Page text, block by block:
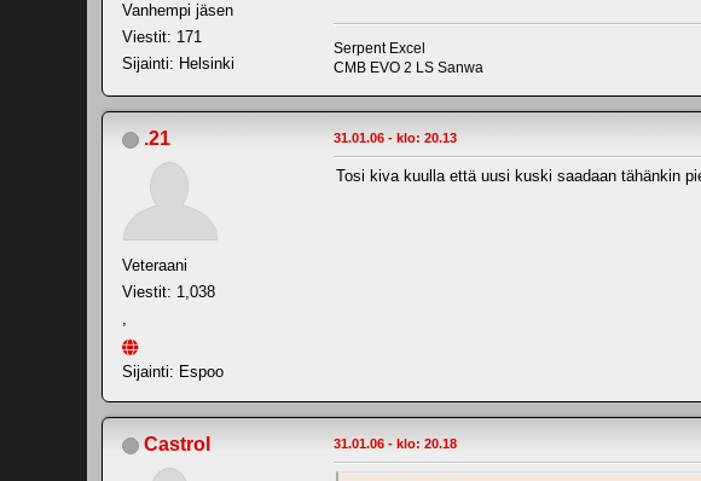
Vanhempi jäsen
Viestit: 171
Sijainti: Helsinki
Serpent Excel
CMB EVO 2 LS Sanwa
.21
Veteraani
Viestit: 1,038
,
Sijainti: Espoo
31.01.06 - klo: 20.13
Tosi kiva kuulla että uusi kuski saadaan tähänkin
Castrol 31.01.06 - klo: 20.18